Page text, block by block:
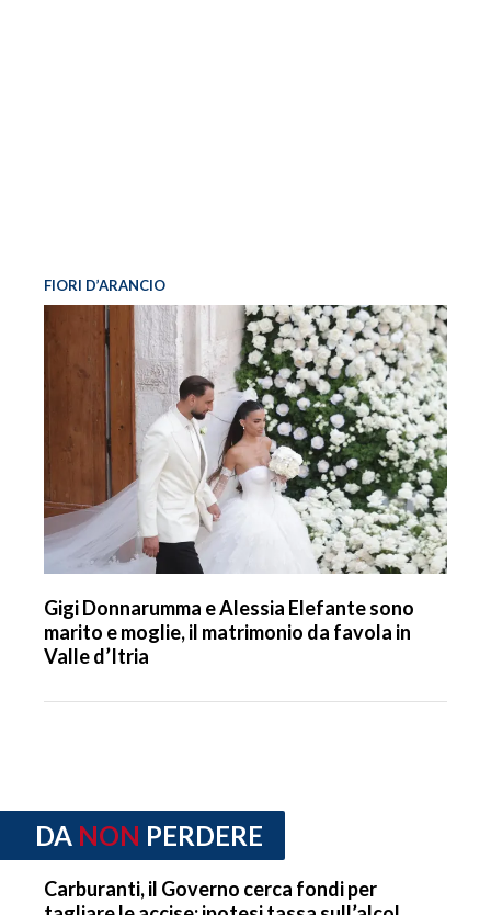
FIORI D’ARANCIO
Gigi Donnarumma e Alessia Elefante sono
marito e moglie, il matrimonio da favola in
Valle d’Itria
DA NON PERDERE
Carburanti, il Governo cerca fondi per